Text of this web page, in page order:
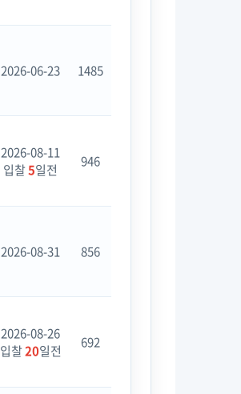
2026-06-23 1485
2026-08-11
입찰5일전 946
2026-08-31 856
2026-08-26
입찰20일전 692